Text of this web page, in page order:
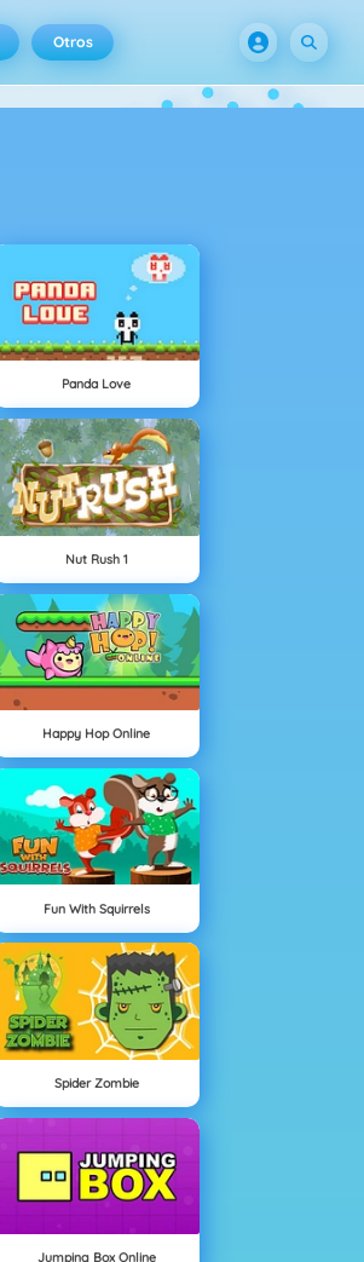
Otros
Panda Love
Nut Rush 1
Happy Hop Online
Fun With Squirrels
Spider Zombie
Jumping Box Online